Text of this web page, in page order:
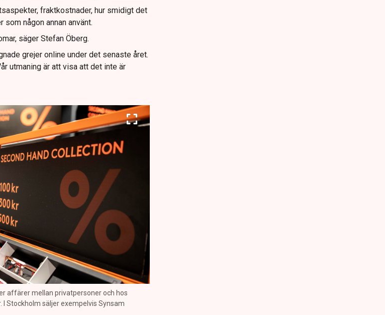
fraktkostnader, hur smidigt det
någon annan använt.
säger Stefan Öberg.
grejer online under det senaste året.
utmaning är att visa att det inte är
affärer mellan privatpersoner och hos
Stockholm säljer exempelvis Synsam